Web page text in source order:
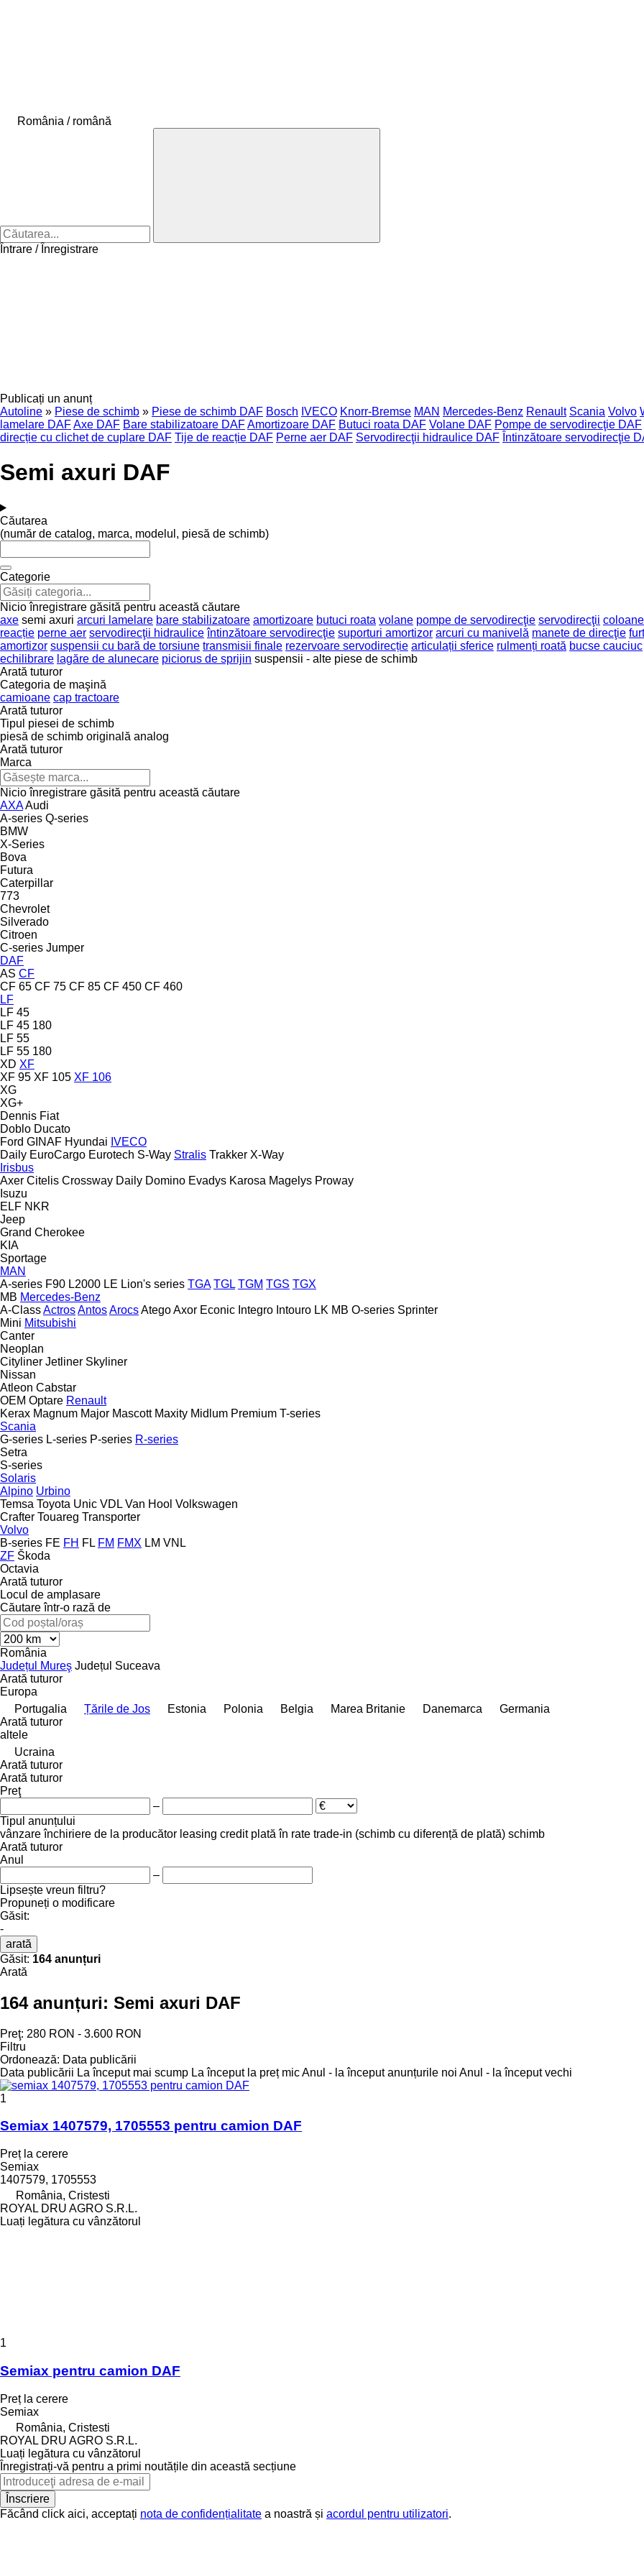
România / română
Întrare / Înregistrare
Publicați un anunț
Autoline » Piese de schimb » Piese de schimb DAF Bosch IVECO Knorr-Bremse MAN Mercedes-Benz Renault Scania Volvo
lamelare DAFAxe DAF Bare stabilizatoare DAFAmortizoare DAF Butuci roata DAF Volane DAF Pompe de servodirecţie DAF
direcție cu clichet de cuplare DAF Tije de reacție DAF Perne aer DAF Servodirecţii hidraulice DAF Întinzătoare servodirecţie
Semi axuri DAF
Căutarea
(număr de catalog, marca, modelul, piesă de schimb)
Categorie
Nicio înregistrare găsită pentru această căutare
axe semi axuri arcuri lamelare bare stabilizatoare amortizoare butuci roata volane pompe de servodirecţie servodirecţii
reacție perne aer servodirecţii hidraulice întinzătoare servodirecţie suporturi amortizor arcuri cu manivelă manete de direcţie
amortizor suspensii cu bară de torsiune transmisii finale rezervoare servodirecție articulații sferice rulmenți roată bucse cauciuc
echilibrare lagăre de alunecare piciorus de sprijin suspensii - alte piese de schimb
Arată tuturor
Categoria de maşină
camioane cap tractoare
Arată tuturor
Tipul piesei de schimb
piesă de schimb originală analog
Arată tuturor
Marca
Nicio înregistrare găsită pentru această căutare
AXAAudi
A-series Q-series
BMW
X-Series
Bova
Futura
Caterpillar
773
Chevrolet
Silverado
Citroen
C-series Jumper
DAF
AS CF
CF 65 CF 75 CF 85 CF 450 CF 460
LF
LF 45
LF 45 180
LF 55
LF 55 180
XD XF
XF 95 XF 105 XF 106
XG
XG+
Dennis Fiat
Doblo Ducato
Ford GINAF Hyundai IVECO
Daily EuroCargo Eurotech S-Way Stralis Trakker X-Way
Irisbus
Axer Citelis Crossway Daily Domino Evadys Karosa Magelys Proway
Isuzu
ELF NKR
Jeep
Grand Cherokee
KIA
Sportage
MAN
A-series F90 L2000 LE Lion's series TGA TGL TGM TGS TGX
MB Mercedes-Benz
A-ClassActrosAntosArocsAtegoAxor Econic Integro Intouro LK MB O-series Sprinter
Mini Mitsubishi
Canter
Neoplan
Cityliner Jetliner Skyliner
Nissan
Atleon Cabstar
OEM Optare Renault
Kerax Magnum Major Mascott Maxity Midlum Premium T-series
Scania
G-series L-series P-series R-series
Setra
S-series
Solaris
Alpino Urbino
Temsa Toyota Unic VDL Van Hool Volkswagen
Crafter Touareg Transporter
Volvo
B-series FE FH FL FM FMX LM VNL
ZF Škoda
Octavia
Arată tuturor
Locul de amplasare
Căutare într-o rază de
România
Județul Mureş Județul Suceava
Arată tuturor
Europa
Portugalia
Țările de Jos Estonia Polonia Belgia Marea Britanie Danemarca
Germania
Arată tuturor
altele
Ucraina
Arată tuturor
Arată tuturor
Preţ
–
Tipul anunțului
vânzare închiriere de la producător leasing credit plată în rate trade-in (schimb cu diferență de plată) schimb
Arată tuturor
Anul
–
Lipsește vreun filtru?
Propuneți o modificare
Găsit:
-
arată
Găsit: 164 anunțuri
Arată
164 anunțuri: Semi axuri DAF
Preţ: 280 RON - 3.600 RON
Filtru
Ordonează: Data publicării
Data publicării La început mai scump La început la preț micAnul - la început anunțurile noi Anul - la început vechi
1
Semiax 1407579, 1705553 pentru camion DAF
Preț la cerere
Semiax
1407579, 1705553
România, Cristesti
ROYAL DRU AGRO S.R.L.
Luați legătura cu vânzătorul
1
Semiax pentru camion DAF
Preț la cerere
Semiax
România, Cristesti
ROYAL DRU AGRO S.R.L.
Luați legătura cu vânzătorul
Înregistrați-vă pentru a primi noutățile din această secțiune
Înscriere
Făcând click aici, acceptați nota de confidențialitate a noastră și acordul pentru utilizatori.